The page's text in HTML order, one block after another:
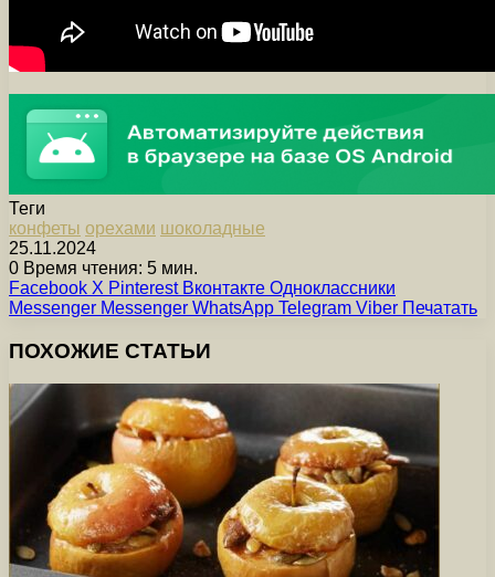
Теги
конфеты орехами шоколадные
25.11.2024
0 Время чтения: 5 мин.
Facebook X Pinterest Вконтакте Одноклассники
Messenger Messenger WhatsApp Telegram Viber Печатать
ПОХОЖИЕ СТАТЬИ